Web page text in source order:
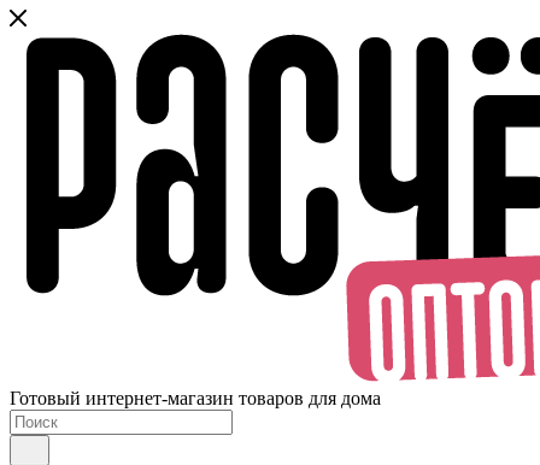
Готовый интернет-магазин товаров для дома